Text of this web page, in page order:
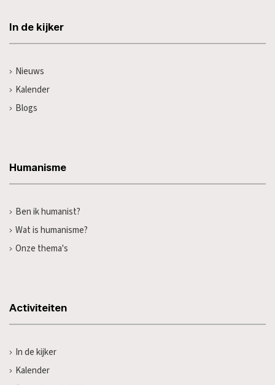
In de kijker
Nieuws
Kalender
Blogs
Humanisme
Ben ik humanist?
Wat is humanisme?
Onze thema's
Activiteiten
In de kijker
Kalender